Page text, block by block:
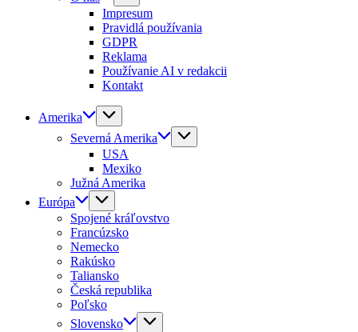
Impresum
Pravidlá používania
GDPR
Reklama
Používanie AI v redakcii
Kontakt
Amerika
Severná Amerika
USA
Mexiko
Južná Amerika
Európa
Spojené kráľovstvo
Francúzsko
Nemecko
Rakúsko
Taliansko
Česká republika
Poľsko
Slovensko